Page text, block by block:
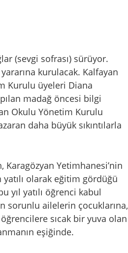
(sevgi sofrası) sürüyor.
kurulacak. Kalfayan
Kurulu üyeleri Diana
madağ öncesi bilgi
Okulu Yönetim Kurulu
daha büyük sıkıntılarla
Yetimhanesi’nin
olarak eğitim gördüğü
yıl yatılı öğrenci kabul
sorunlu ailelerin çocuklarına,
sıcak bir yuva olan
eşiğinde.